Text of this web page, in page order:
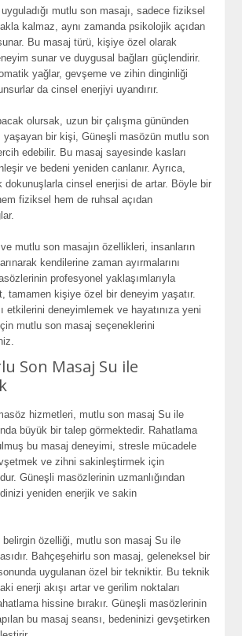
mutlu son masajı, sadece fiziksel
kalmaz, aynı zamanda psikolojik açıdan
Bu masaj türü, kişiye özel olarak
sunar ve duygusal bağları güçlendirir.
yağlar, gevşeme ve zihin dinginliği
da cinsel enerjiyi uyandırır.
olursak, uzun bir çalışma gününden
yaşayan bir kişi, Güneşli masözün mutlu son
edebilir. Bu masaj sayesinde kasları
ve bedeni yeniden canlanır. Ayrıca,
dokunuşlarla cinsel enerjisi de artar. Böyle bir
fiziksel hem de ruhsal açıdan
ve mutlu son masajın özellikleri, insanların
kendilerine zaman ayırmalarını
profesyonel yaklaşımlarıyla
tamamen kişiye özel bir deneyim yaşatır.
etkilerini deneyimlemek ve hayatınıza yeni
mutlu son masaj seçeneklerini
Son Masaj Su ile
hizmetleri, mutlu son masaj Su ile
büyük bir talep görmektedir. Rahatlama
bu masaj deneyimi, stresle mücadele
ve zihni sakinleştirmek için
Güneşli masözlerinin uzmanlığından
yeniden enerjik ve sakin
belirgin özelliği, mutlu son masaj Su ile
Bahçeşehirlu son masaj, geleneksel bir
uygulanan özel bir tekniktir. Bu teknik
enerji akışı artar ve gerilim noktaları
hissine bırakır. Güneşli masözlerinin
bu masaj seansı, bedeninizi gevşetirken